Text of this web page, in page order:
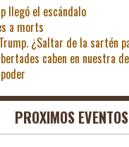
llegó el escándalo
a morts
¿Saltar de la sartén
caben en nuestra
PROXIMOS EVENTOS